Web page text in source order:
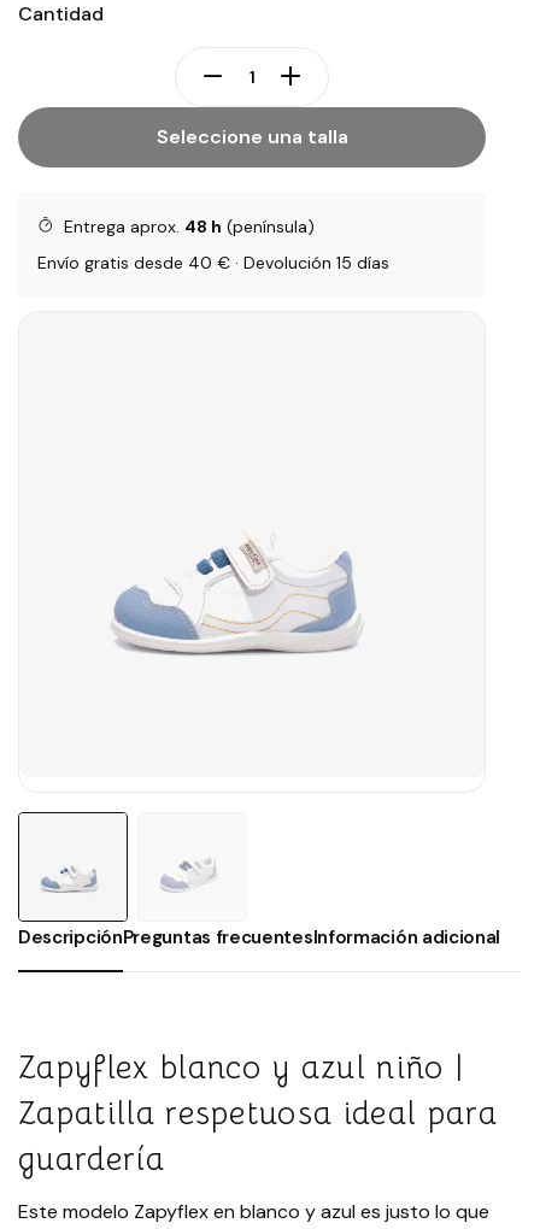
Cantidad
Seleccione una talla
Entrega aprox. 48 h (península)
Envío gratis desde 40 € · Devolución 15 días
DescripciónPreguntas frecuentesInformación adicional
Zapyflex blanco y azul niño |
Zapatilla respetuosa ideal para
guardería
Este modelo Zapyflex en blanco y azul es justo lo que